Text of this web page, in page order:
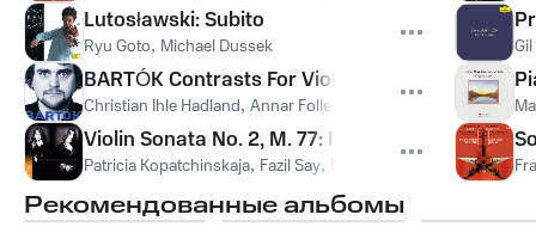
Lutosławski: Subito
Ryu Goto, Michael Dussek
BARTÓK Contrasts For Violin, Clarinet And
Christian Ihle Hadland, Annar Follesø Бела
Violin Sonata No. 2, M. 77: III. Perpetuum
Patricia Kopatchinskaja, Fazil Say,
Рекомендованные альбомы